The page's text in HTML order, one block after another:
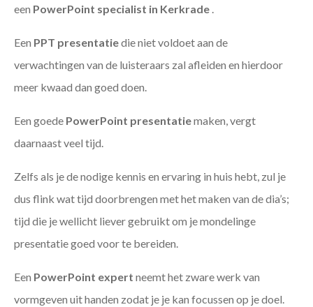
een PowerPoint specialist in Kerkrade .
Een PPT presentatiedie niet voldoet aan de
verwachtingen van de luisteraars zal afleiden en hierdoor
meer kwaad dan goed doen.
Een goede PowerPoint presentatiemaken, vergt
daarnaast veel tijd.
Zelfs als je de nodige kennis en ervaring in huis hebt, zul je
dus flink wat tijd doorbrengen met het maken van de dia’s;
tijd die je wellicht liever gebruikt om je mondelinge
presentatie goed voor te bereiden.
Een PowerPoint expert neemt het zware werk van
vormgeven uit handen zodat je je kan focussen op je doel.